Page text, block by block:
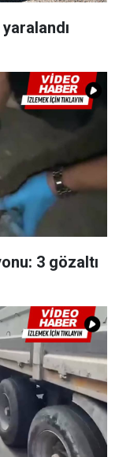
3 gözaltı